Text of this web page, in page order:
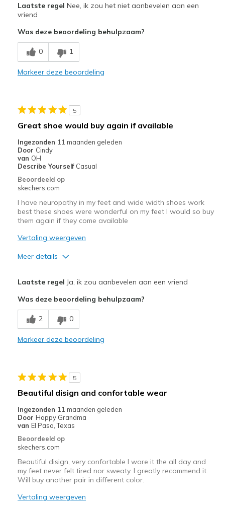
Attractive Design
Minpunten
Poor Cushioning
Width
Feels true to width
Laatste regel Nee, ik zou het niet aanbevelen aan een
vriend
Was deze beoordeling behulpzaam?
0 1
Markeer deze beoordeling
5
Great shoe would buy again if available
Ingezonden 11 maanden geleden
Door Cindy
van OH
Describe Yourself Casual
Beoordeeld op
skechers.com
I have neuropathy in my feet and wide width shoes work
best these shoes were wonderful on my feet I would so buy
them again if they come available
Vertaling weergeven
Meer details
Breathe Well
Comfortable
View On Shoes
Shoes are for Wearing
Laatste regel Ja, ik zou aanbevelen aan een vriend
Was deze beoordeling behulpzaam?
2 0
Markeer deze beoordeling
5
Beautiful disign and confortable wear
Ingezonden 11 maanden geleden
Door Happy Grandma
van El Paso, Texas
Beoordeeld op
skechers.com
Beautiful disign, very confortable I wore it the all day and
my feet never felt tired nor sweaty. I greatly recommend it.
Will buy another pair in different color.
Vertaling weergeven